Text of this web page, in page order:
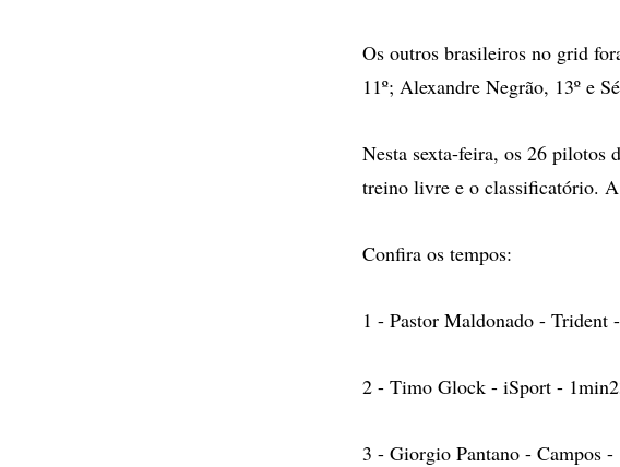
Os outros brasileiros no grid
11º; Alexandre Negrão, 13º e
Nesta sexta-feira, os 26 pilotos
treino livre e o classificatório.
Confira os tempos:
1 - Pastor Maldonado - Trident
2 - Timo Glock - iSport -
3 - Giorgio Pantano - Campos -